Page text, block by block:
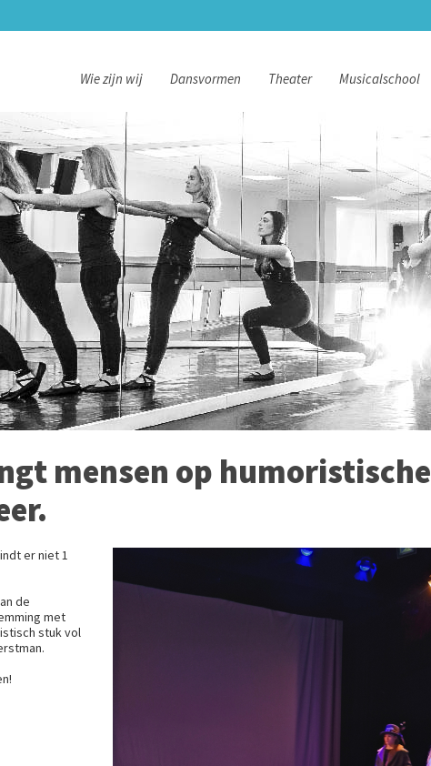
Wie zijn wij Dansvormen Theater Musicalschool
mensen op humoristische
er niet 1
de
met
stuk vol